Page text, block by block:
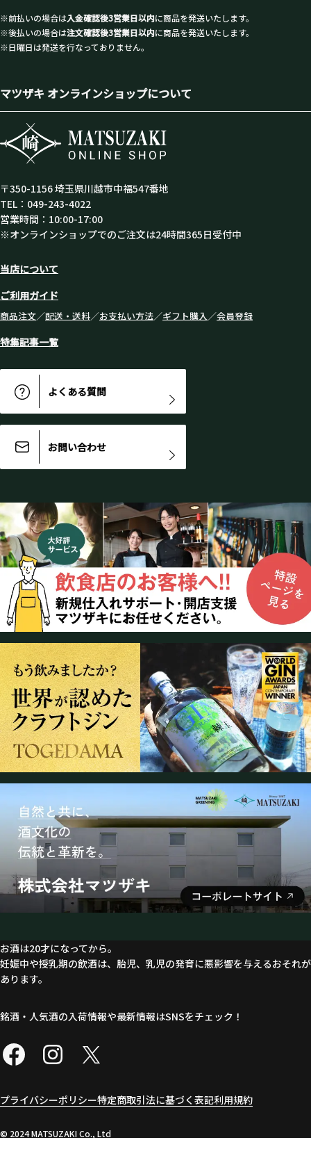
※前払いの場合は入金確認後3営業日以内に商品を発送いたします。
※後払いの場合は注文確認後3営業日以内に商品を発送いたします。
※日曜日は発送を行なっておりません。
マツザキ オンラインショップについて
〒350-1156 埼玉県川越市中福547番地
TEL：049-243-4022
営業時間：10:00-17:00
※オンラインショップでのご注文は24時間365日受付中
当店について
ご利用ガイド
商品注文／配送・送料／お支払い方法／ギフト購入 ／会員登録
特集記事一覧
よくある質問
お問い合わせ
お酒は20才になってから。
妊娠中や授乳期の飲酒は、胎児、乳児の発育に悪影響を与えるおそれが
あります。
プライバシーポリシー特定商取引法に基づく表記利用規約
銘酒・人気酒の入荷情報や最新情報はSNSをチェック！
©︎ 2024 MATSUZAKI Co., Ltd